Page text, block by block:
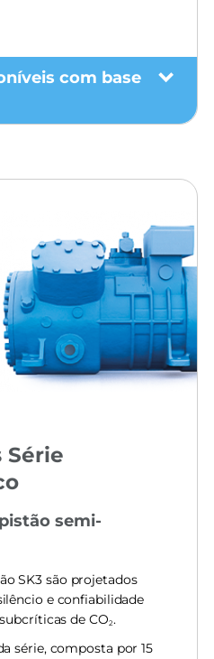
com base
Série
semi-
SK3 são projetados
e confiabilidade
de CO2.
série, composta por 15